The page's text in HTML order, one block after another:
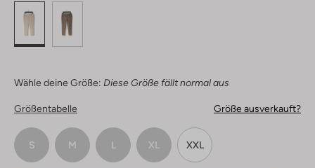
Wähle deine Größe: Diese Größe fällt normal aus
Größentabelle Größe ausverkauft?
S M L XL XXL